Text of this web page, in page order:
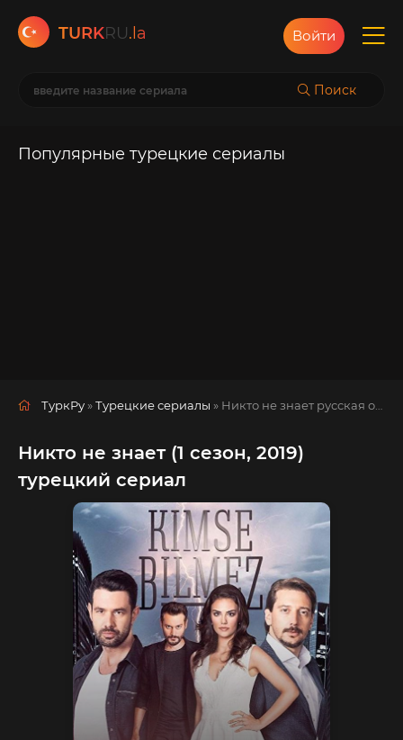
TURKRU.la
Поиск
Войти
Популярные турецкие сериалы
ТуркРу »Турецкие сериалы » Никто не знает русская озвучка смотреть полностью онлайн!
Никто не знает (1 сезон, 2019)
турецкий сериал